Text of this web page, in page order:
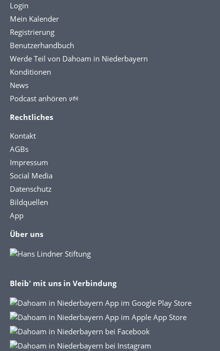
Login
Mein Kalender
Registrierung
Benutzerhandbuch
Werde Teil von Dahoam in Niederbayern
Konditionen
News
Podcast anhören 🕬
Rechtliches
Kontakt
AGBs
Impressum
Social Media
Datenschutz
Bildquellen
App
Über uns
Bleib' mit uns in Verbindung